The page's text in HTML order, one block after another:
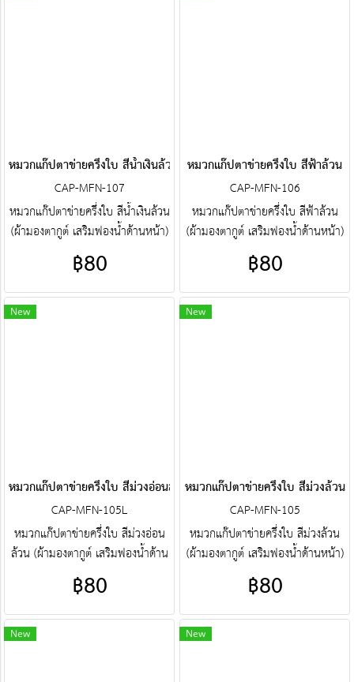
หมวกแก๊ปตาข่ายครึ่งใบ สีน้ำเงินล้วน
CAP-MFN-107
หมวกแก๊ปตาข่ายครึ่งใบ สีน้ำเงินล้วน
(ผ้ามองตากูต์ เสริมฟองน้ำด้านหน้า)
ศูนย์รวม หมวกแก๊ปตาข่ายครึ่งใบ
คุณภาพราคาโรงงาน ขายราคาปลีก
ส่งโบ๊เบ๊ หมวกแก๊ปตาข่ายครึ่ง
ใบ หมวกแก๊ปตาข่ายครึ่งใบ
฿80
หมวกแก๊ปตาข่ายครึ่งใบ สีฟ้าล้วน
CAP-MFN-106
หมวกแก๊ปตาข่ายครึ่งใบ สีฟ้าล้วน
(ผ้ามองตากูต์ เสริมฟองน้ำด้านหน้า)
ศูนย์รวม หมวกแก๊ปตาข่ายครึ่งใบ
คุณภาพราคาโรงงาน ขายราคาปลีก
ส่งโบ๊เบ๊ หมวกแก๊ปตาข่ายครึ่ง
ใบ หมวกแก๊ปตาข่ายครึ่งใบ
฿80
New
หมวกแก๊ปตาข่ายครึ่งใบ สีม่วงอ่อนล้วน
CAP-MFN-105L
หมวกแก๊ปตาข่ายครึ่งใบ สีม่วงอ่อน
ล้วน (ผ้ามองตากูต์ เสริมฟองน้ำด้าน
หน้า) ศูนย์รวม หมวกแก๊ปตาข่ายครึ่ง
ใบ คุณภาพราคาโรงงาน ขายราคา
ปลีกส่งโบ๊เบ๊ หมวกแก๊ปตาข่ายครึ่ง
ใบ หมวกแก๊ปตาข่ายครึ่งใบ
฿80
New
หมวกแก๊ปตาข่ายครึ่งใบ สีม่วงล้วน
CAP-MFN-105
หมวกแก๊ปตาข่ายครึ่งใบ สีม่วงล้วน
(ผ้ามองตากูต์ เสริมฟองน้ำด้านหน้า)
ศูนย์รวม หมวกแก๊ปตาข่ายครึ่งใบ
คุณภาพราคาโรงงาน ขายราคาปลีก
ส่งโบ๊เบ๊ หมวกแก๊ปตาข่ายครึ่ง
ใบ หมวกแก๊ปตาข่ายครึ่งใบ
฿80
New New